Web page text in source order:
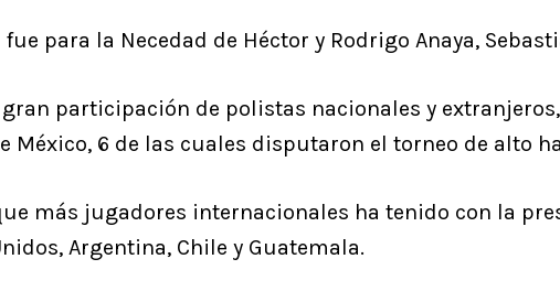
para la Necedad de Héctor y Rodrigo Anaya,
participación de polistas nacionales y
México, 6 de las cuales disputaron el torneo de alto
más jugadores internacionales ha tenido con la
Argentina, Chile y Guatemala.